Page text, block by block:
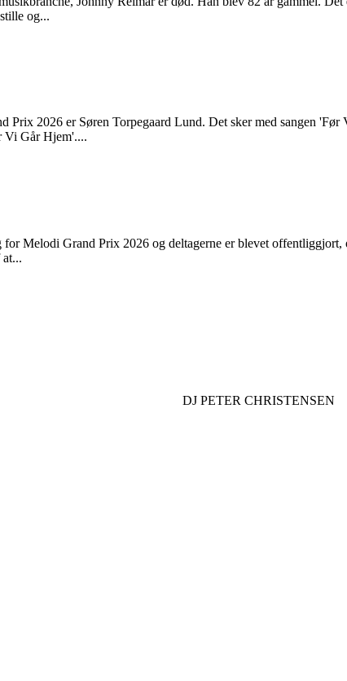
og...
Prix 2026 er Søren Torpegaard Lund. Det sker med sangen
Vi Går Hjem'....
Melodi Grand Prix 2026 og deltagerne er blevet
DJPETER CHRISTENSEN